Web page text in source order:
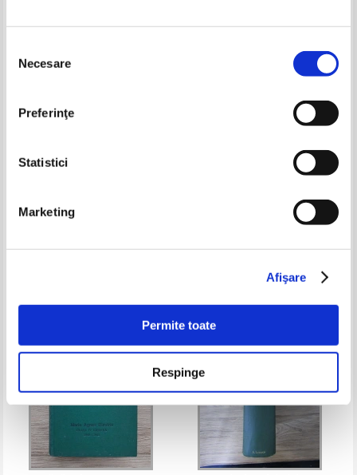
consimțământului
Necesare
Preferinţe
Statistici
Marketing
Afişare
Permite toate
Respinge
C. Ardeleanu - Pescarii
George Cosbuc - Ziarul unui